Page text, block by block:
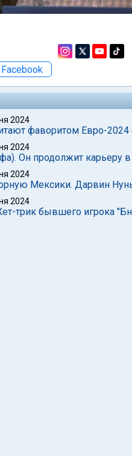
Facebook
2024
фаворитом Евро-
2024
Он продолжит карьеру
2024
Мексики. Дарвин
2024
трик бывшего игрока